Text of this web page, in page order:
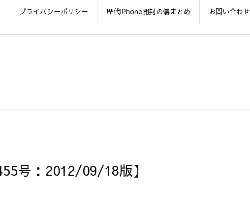
プライバシーポリシー 歴代iPhone開封の儀まとめ お問い合わせ
号：2012/09/18版】